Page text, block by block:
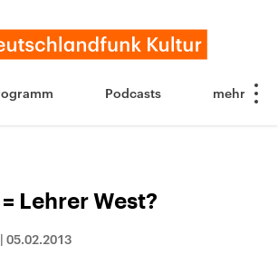
Podcasts
Lehrer West?
| 05.02.2013